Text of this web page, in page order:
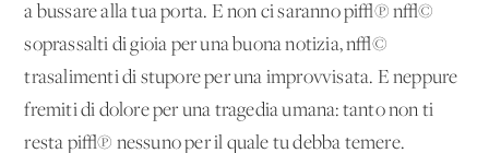
a bussare alla tua porta. E non ci saranno pi√π n√©
soprassalti di gioia per una buona notizia, n√©
trasalimenti di stupore per una improvvisata. E neppure
fremiti di dolore per una tragedia umana: tanto non ti
resta pi√π nessuno per il quale tu debba temere.